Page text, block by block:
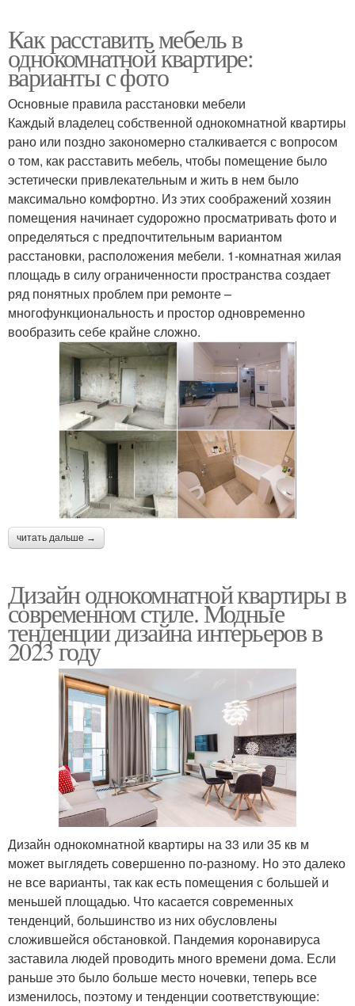
Как расставить мебель в
однокомнатной квартире:
варианты с фото
Основные правила расстановки мебели
Каждый владелец собственной однокомнатной квартиры
рано или поздно закономерно сталкивается с вопросом
о том, как расставить мебель, чтобы помещение было
эстетически привлекательным и жить в нем было
максимально комфортно. Из этих соображений хозяин
помещения начинает судорожно просматривать фото и
определяться с предпочтительным вариантом
расстановки, расположения мебели. 1-комнатная жилая
площадь в силу ограниченности пространства создает
ряд понятных проблем при ремонте –
многофункциональность и простор одновременно
вообразить себе крайне сложно.
читать дальше →
Дизайн однокомнатной квартиры в
современном стиле. Модные
тенденции дизайна интерьеров в
2023 году
Дизайн однокомнатной квартиры на 33 или 35 кв м
может выглядеть совершенно по-разному. Но это далеко
не все варианты, так как есть помещения с большей и
меньшей площадью. Что касается современных
тенденций, большинство из них обусловлены
сложившейся обстановкой. Пандемия коронавируса
заставила людей проводить много времени дома. Если
раньше это было больше место ночевки, теперь все
изменилось, поэтому и тенденции соответствующие: